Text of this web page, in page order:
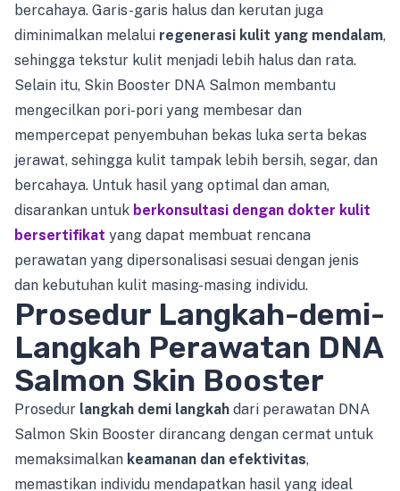
bercahaya. Garis-garis halus dan kerutan juga
diminimalkan melalui regenerasi kulit yang mendalam,
sehingga tekstur kulit menjadi lebih halus dan rata.
Selain itu, Skin Booster DNA Salmon membantu
mengecilkan pori-pori yang membesar dan
mempercepat penyembuhan bekas luka serta bekas
jerawat, sehingga kulit tampak lebih bersih, segar, dan
bercahaya. Untuk hasil yang optimal dan aman,
disarankan untuk berkonsultasi dengan dokter kulit
bersertifikat yang dapat membuat rencana
perawatan yang dipersonalisasi sesuai dengan jenis
dan kebutuhan kulit masing-masing individu.
Prosedur Langkah-demi-
Langkah Perawatan DNA
Salmon Skin Booster
Prosedur langkah demi langkah dari perawatan DNA
Salmon Skin Booster dirancang dengan cermat untuk
memaksimalkan keamanan dan efektivitas,
memastikan individu mendapatkan hasil yang ideal